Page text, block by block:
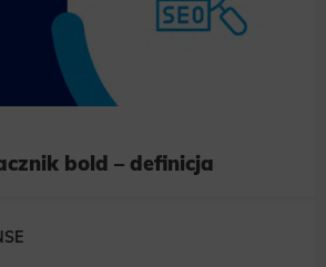
bold – definicja